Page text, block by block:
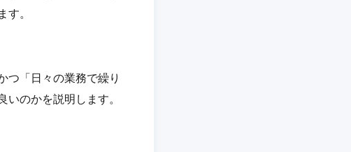
。
つ「日々の業務で繰り
のかを説明します。